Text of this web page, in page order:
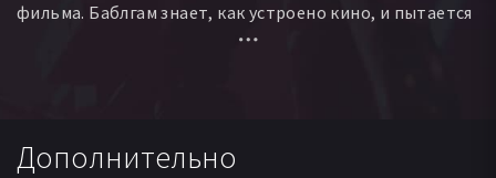
фильма. Баблгам знает, как устроено кино, и пытается
подвести свой фильм к хеппи-энду. Но, несмотря на
Дополнительно